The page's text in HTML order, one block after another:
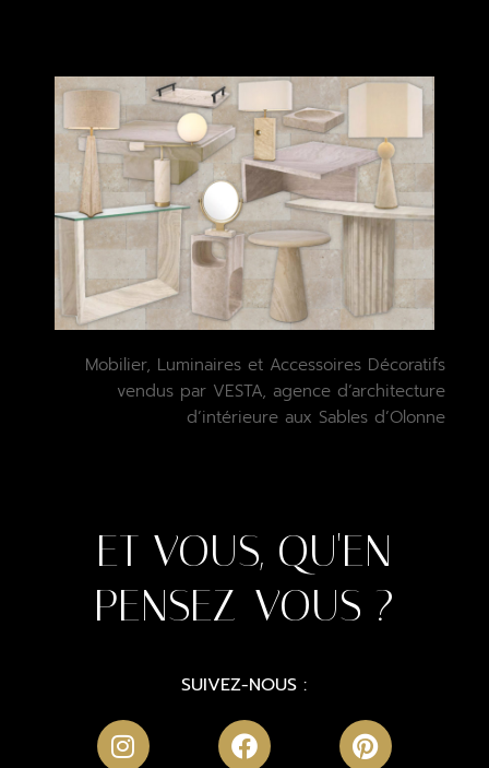
Mobilier, Luminaires et Accessoires Décoratifs
vendus par VESTA, agence d’architecture
d’intérieure aux Sables d’Olonne
ET VOUS, QU'EN
PENSEZ-VOUS ?
SUIVEZ-NOUS :